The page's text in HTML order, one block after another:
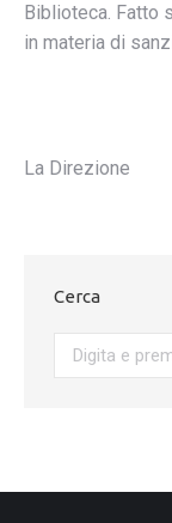
Biblioteca. Fatto
in materia di
La Direzione
Cerca